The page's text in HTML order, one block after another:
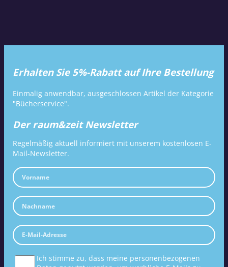
Erhalten Sie 5%-Rabatt auf Ihre Bestellung
Einmalig anwendbar, ausgeschlossen Artikel der Kategorie
"Bücherservice".
Der raum&zeit Newsletter
Regelmäßig aktuell informiert mit unserem kostenlosen E-
Mail-Newsletter.
Ich stimme zu, dass meine personenbezogenen